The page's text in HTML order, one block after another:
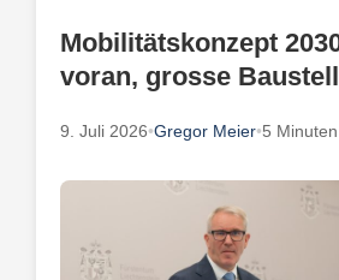
Mobilitätskonzept
voran, grosse
9. Juli 2026•Gregor Meier•5 Minuten